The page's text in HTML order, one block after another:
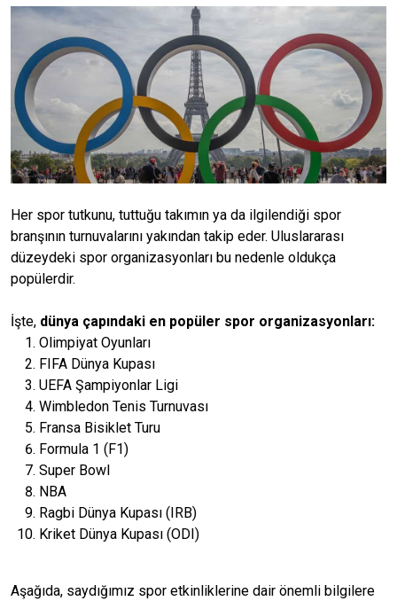
Her spor tutkunu, tuttuğu takımın ya da ilgilendiği spor
branşının turnuvalarını yakından takip eder. Uluslararası
düzeydeki spor organizasyonları bu nedenle oldukça
popülerdir.
İşte, dünya çapındaki en popüler spor organizasyonları:
Olimpiyat Oyunları
FIFA Dünya Kupası
UEFA Şampiyonlar Ligi
Wimbledon Tenis Turnuvası
Fransa Bisiklet Turu
Formula 1 (F1)
Super Bowl
NBA
Ragbi Dünya Kupası (IRB)
Kriket Dünya Kupası (ODI)
Aşağıda, saydığımız spor etkinliklerine dair önemli bilgilere